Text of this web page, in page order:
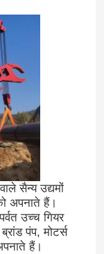
सैन्य उद्यमों
अपनाते हैं।
उच्च गियर
पंप, मोटर्स
हैं।